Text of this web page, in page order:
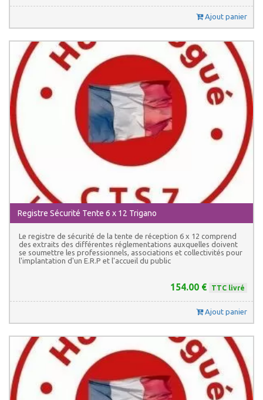
Ajout panier
Registre Sécurité Tente 6 x 12 Trigano
Le registre de sécurité de la tente de réception 6 x 12 comprend
des extraits des différentes réglementations auxquelles doivent
se soumettre les professionnels, associations et collectivités pour
l'implantation d'un E.R.P et l'accueil du public
154.00 € TTC livré
Ajout panier